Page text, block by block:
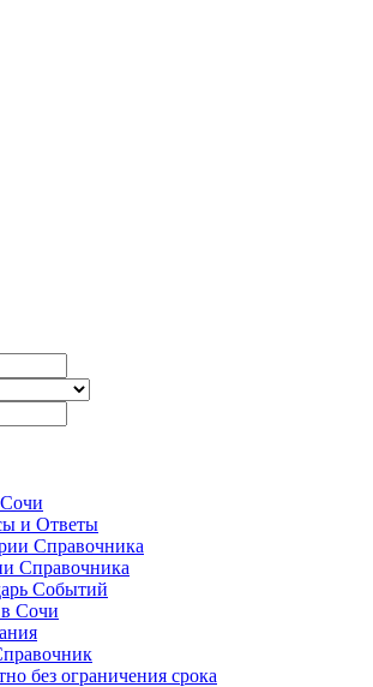
и Ответы
Справочника
Справочника
Событий
в Сочи
без ограничения срока